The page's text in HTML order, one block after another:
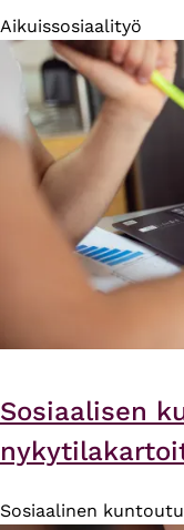
Aikuissosiaalityö
Sosiaalisen
Sosiaalinen